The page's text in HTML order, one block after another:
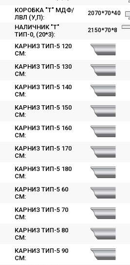
КОРОБКА "Т" МДФ/
ЛВЛ (У,П):
2070*70*40
НАЛИЧНИК "Т"
ТИП-0, (20*3):
2150*70*8
КАРНИЗ ТИП-5 120
СМ:
КАРНИЗ ТИП-5 130
СМ:
КАРНИЗ ТИП-5 140
СМ:
КАРНИЗ ТИП-5 150
СМ:
КАРНИЗ ТИП-5 160
СМ:
КАРНИЗ ТИП-5 170
СМ:
КАРНИЗ ТИП-5 180
СМ:
КАРНИЗ ТИП-5 60
СМ:
КАРНИЗ ТИП-5 70
СМ:
КАРНИЗ ТИП-5 80
СМ:
КАРНИЗ ТИП-5 90
СМ: